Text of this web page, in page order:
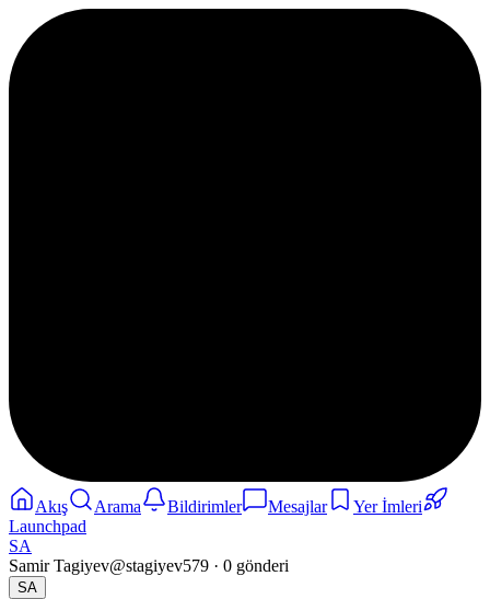
Akış Arama Bildirimler Mesajlar
Yer İmleri
Launchpad
SA
Samir Tagiyev@stagiyev579 · 0 gönderi
SA